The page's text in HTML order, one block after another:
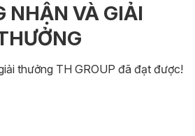
NHẬN VÀ GIẢI
thưởng TH GROUP đã đạt được!